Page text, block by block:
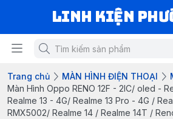
LINH KIỆN
Trang chủ MÀN HÌNH ĐIỆN THOẠI
Màn Hình Oppo RENO 12F - 2IC/ oled -
Realme 13 - 4G/ Realme 13 Pro - 4G /
RMX5002/ Realme 14 / Realme 14T /